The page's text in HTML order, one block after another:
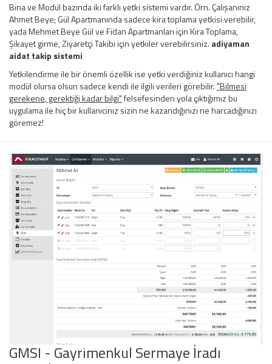
Bina ve Modül bazında iki farklı yetki sistemi vardır. Örn. Çalışanınız
Ahmet Beye; Gül Apartmanında sadece kira toplama yetkisi verebilir,
yada Mehmet Beye Gül ve Fidan Apartmanları için Kira Toplama,
Şikayet girme, Ziyaretçi Takibi için yetkiler verebilirsiniz. adiyaman
aidat takip sistemi
Yetkilendirme ile bir önemli özellik ise yetki verdiğiniz kullanıcı hangi
modül olursa olsun sadece kendi ile ilgili verileri görebilir."Bilmesi
gerekene, gerektiği kadar bilgi"felsefesinden yola çıktığımız bu
uygulama ile hiç bir kullanıcınız sizin ne kazandığınızı ne harcadığınızı
göremez!
GMSI - Gayrimenkul Sermaye İradı